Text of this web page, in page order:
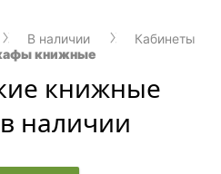
В наличии
Кабинеты
книжные
книжные
наличии